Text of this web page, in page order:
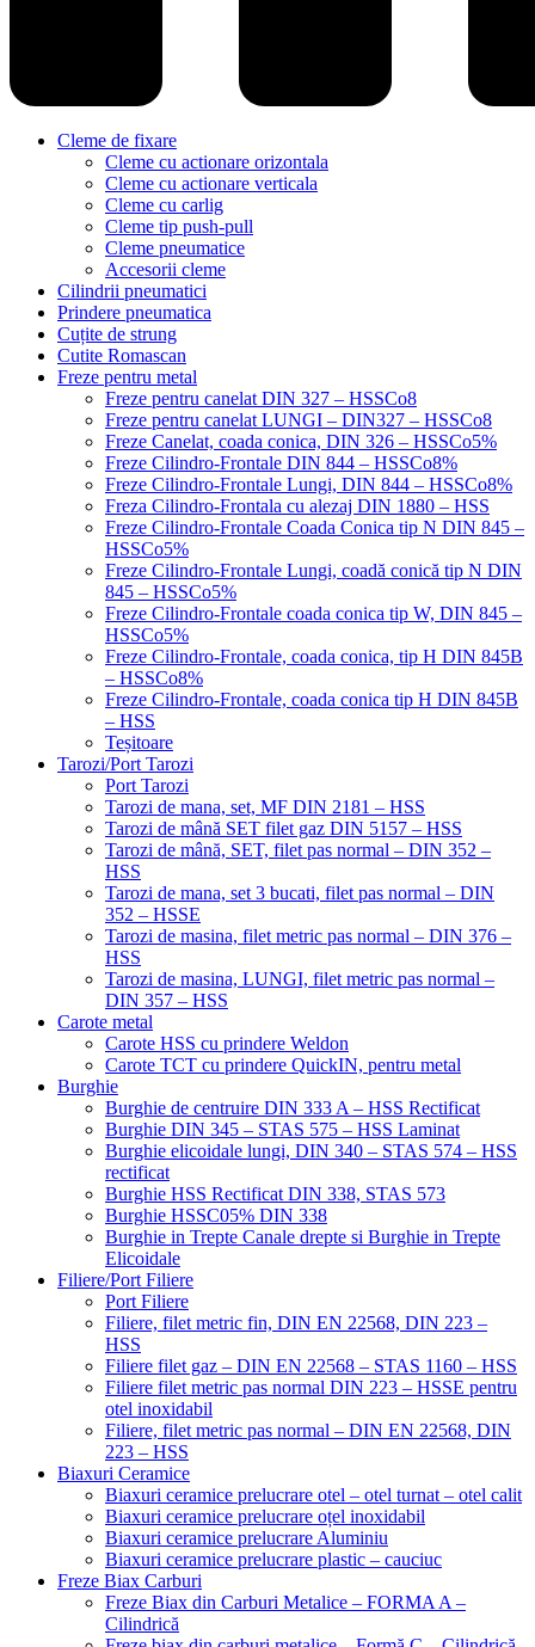
Cleme de fixare
Cleme cu actionare orizontala
Cleme cu actionare verticala
Cleme cu carlig
Cleme tip push-pull
Cleme pneumatice
Accesorii cleme
Cilindrii pneumatici
Prindere pneumatica
Cuțite de strung
Cutite Romascan
Freze pentru metal
Freze pentru canelat DIN 327 – HSSCo8
Freze pentru canelat LUNGI – DIN327 – HSSCo8
Freze Canelat, coada conica, DIN 326 – HSSCo5%
Freze Cilindro-Frontale DIN 844 – HSSCo8%
Freze Cilindro-Frontale Lungi, DIN 844 – HSSCo8%
Freza Cilindro-Frontala cu alezaj DIN 1880 – HSS
Freze Cilindro-Frontale Coada Conica tip N DIN 845 –
HSSCo5%
Freze Cilindro-Frontale Lungi, coadă conică tip N DIN
845 – HSSCo5%
Freze Cilindro-Frontale coada conica tip W, DIN 845 –
HSSCo5%
Freze Cilindro-Frontale, coada conica, tip H DIN 845B
– HSSCo8%
Freze Cilindro-Frontale, coada conica tip H DIN 845B
– HSS
Teșitoare
Tarozi/Port Tarozi
Port Tarozi
Tarozi de mana, set, MF DIN 2181 – HSS
Tarozi de mână SET filet gaz DIN 5157 – HSS
Tarozi de mână, SET, filet pas normal – DIN 352 –
HSS
Tarozi de mana, set 3 bucati, filet pas normal – DIN
352 – HSSE
Tarozi de masina, filet metric pas normal – DIN 376 –
HSS
Tarozi de masina, LUNGI, filet metric pas normal –
DIN 357 – HSS
Carote metal
Carote HSS cu prindere Weldon
Carote TCT cu prindere QuickIN, pentru metal
Burghie
Burghie de centruire DIN 333 A – HSS Rectificat
Burghie DIN 345 – STAS 575 – HSS Laminat
Burghie elicoidale lungi, DIN 340 – STAS 574 – HSS
rectificat
Burghie HSS Rectificat DIN 338, STAS 573
Burghie HSSC05% DIN 338
Burghie in Trepte Canale drepte si Burghie in Trepte
Elicoidale
Filiere/Port Filiere
Port Filiere
Filiere, filet metric fin, DIN EN 22568, DIN 223 –
HSS
Filiere filet gaz – DIN EN 22568 – STAS 1160 – HSS
Filiere filet metric pas normal DIN 223 – HSSE pentru
otel inoxidabil
Filiere, filet metric pas normal – DIN EN 22568, DIN
223 – HSS
Biaxuri Ceramice
Biaxuri ceramice prelucrare otel – otel turnat – otel calit
Biaxuri ceramice prelucrare oțel inoxidabil
Biaxuri ceramice prelucrare Aluminiu
Biaxuri ceramice prelucrare plastic – cauciuc
Freze Biax Carburi
Freze Biax din Carburi Metalice – FORMA A –
Cilindrică